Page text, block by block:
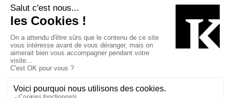
Bâtiment-Durable-Québec-1
Esquisses-1
MP-1 v2com-1